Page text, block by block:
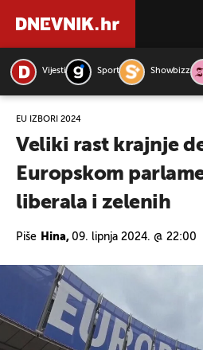
Vijesti Sport Showbizz
EU IZBORI 2024
Veliki rast krajnje
Europskom
liberala i zelenih
Piše Hina, 09. lipnja 2024. @ 22:00
PRETRAŽITE VIJESTI